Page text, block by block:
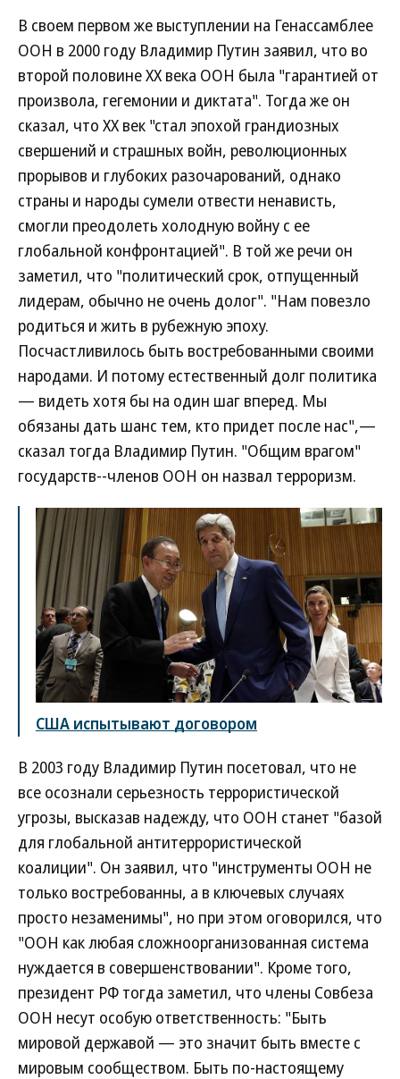
В своем первом же выступлении на Генассамблее
ООН в 2000 году Владимир Путин заявил, что во
второй половине XX века ООН была "гарантией от
произвола, гегемонии и диктата". Тогда же он
сказал, что XX век "стал эпохой грандиозных
свершений и страшных войн, революционных
прорывов и глубоких разочарований, однако
страны и народы сумели отвести ненависть,
смогли преодолеть холодную войну с ее
глобальной конфронтацией". В той же речи он
заметил, что "политический срок, отпущенный
лидерам, обычно не очень долог". "Нам повезло
родиться и жить в рубежную эпоху.
Посчастливилось быть востребованными своими
народами. И потому естественный долг политика
— видеть хотя бы на один шаг вперед. Мы
обязаны дать шанс тем, кто придет после нас",—
сказал тогда Владимир Путин. "Общим врагом"
государств--членов ООН он назвал терроризм.
США испытывают договором
В 2003 году Владимир Путин посетовал, что не
все осознали серьезность террористической
угрозы, высказав надежду, что ООН станет "базой
для глобальной антитеррористической
коалиции". Он заявил, что "инструменты ООН не
только востребованны, а в ключевых случаях
просто незаменимы", но при этом оговорился, что
"ООН как любая сложноорганизованная система
нуждается в совершенствовании". Кроме того,
президент РФ тогда заметил, что члены Совбеза
ООН несут особую ответственность: "Быть
мировой державой — это значит быть вместе с
мировым сообществом. Быть по-настоящему